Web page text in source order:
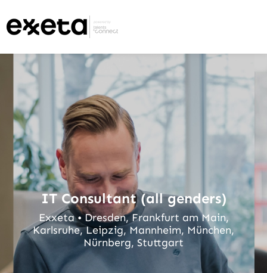
IT Consultant (all genders)
Exxeta • Dresden, Frankfurt am Main,
Karlsruhe, Leipzig, Mannheim, München,
Nürnberg, Stuttgart